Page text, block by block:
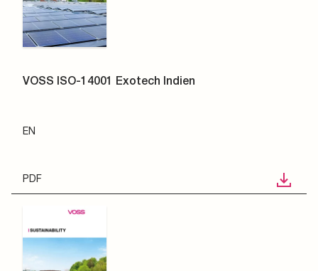
VOSS ISO-14001 Exotech Indien
EN
PDF